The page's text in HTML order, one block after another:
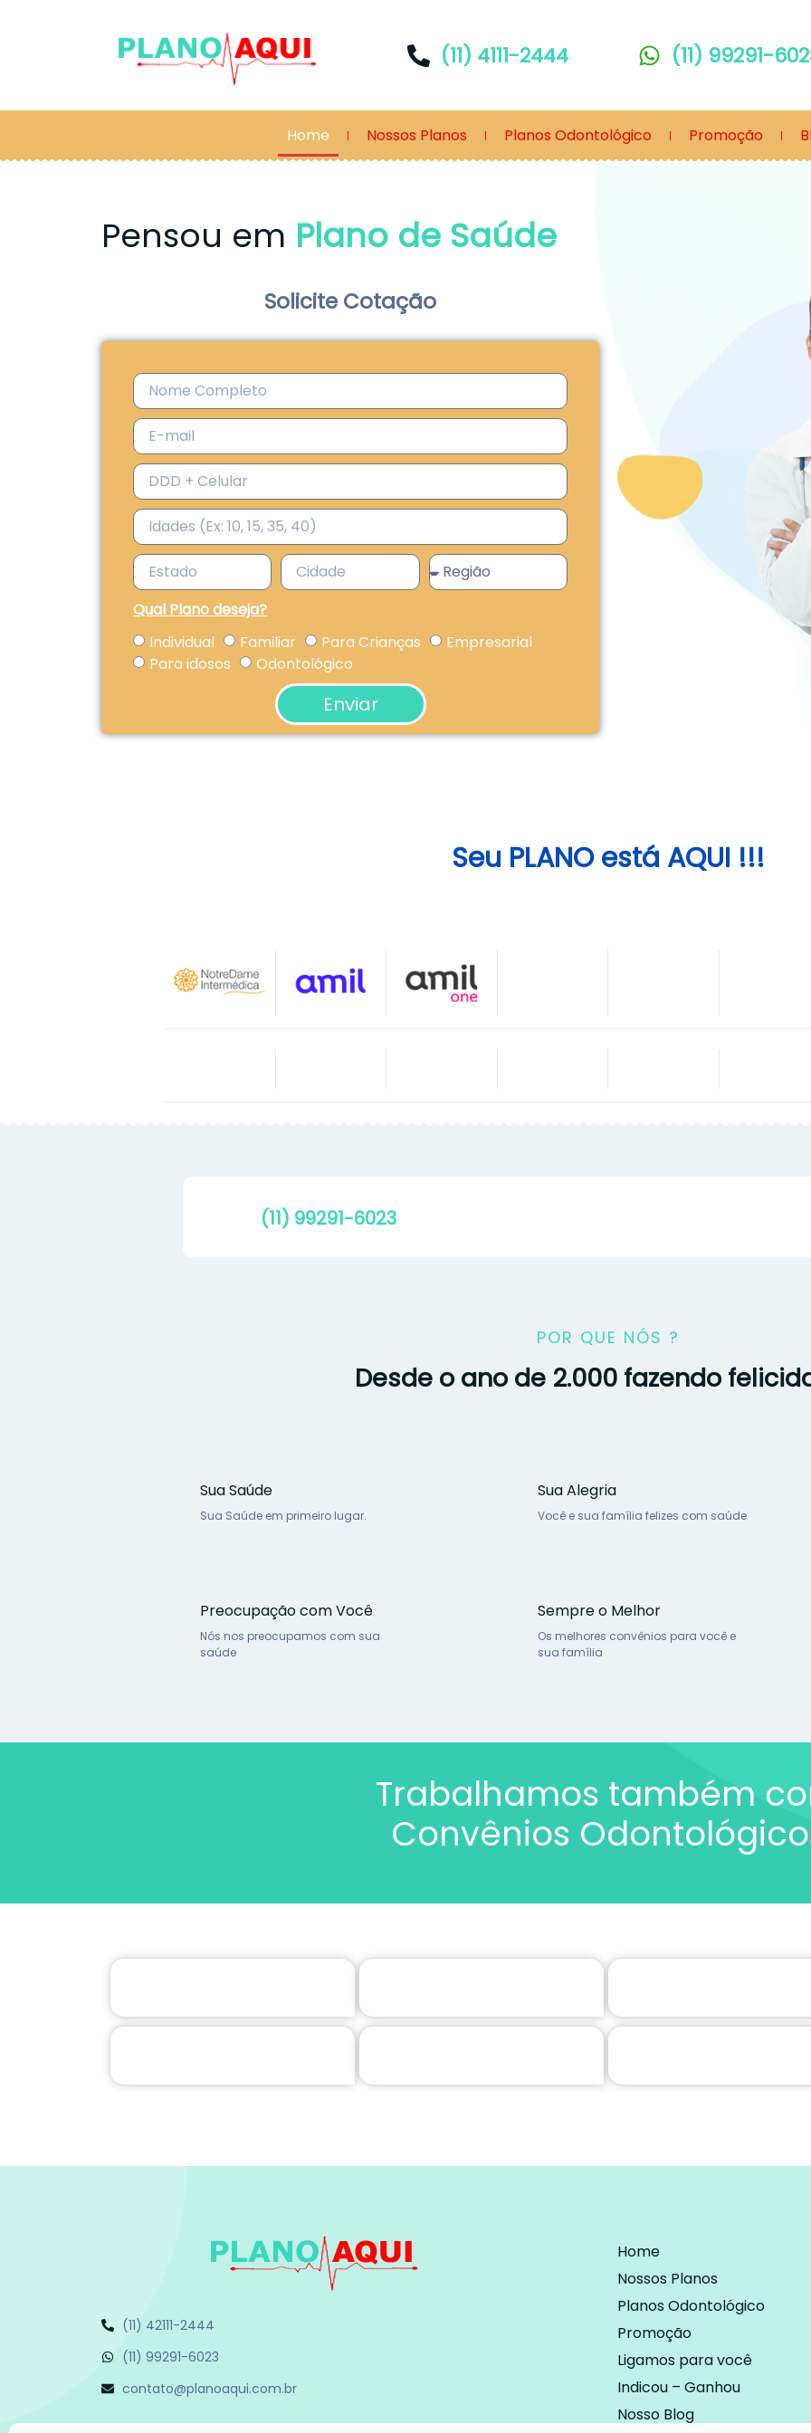
(11) 4111-2444 (11) 99291-
Home Nossos Planos Planos Odontológico Promoção
Pensou em Plano de Saúde
Solicite Cotação
Qual Plano deseja?
Individual
Familiar Para Crianças
Empresarial
Para idosos
Odontológico
Enviar
Seu PLANO está AQUI !!!
(11) 99291-6023
POR QUE NÓS ?
Desde o ano de 2.000 fazendo
Sua Saúde
Sua Saúde em primeiro lugar.
Sua Alegria
Você e sua família felizes com saúde
Preocupação com Você
Nós nos preocupamos com sua
saúde
Sempre o Melhor
Os melhores convênios para você e
sua família
Trabalhamos também
Convênios
(11) 42111-2444
(11) 99291-6023
contato@planoaqui.com.br
Home
Nossos Planos
Planos Odontológico
Promoção
Ligamos para você
Indicou – Ganhou
Nosso Blog